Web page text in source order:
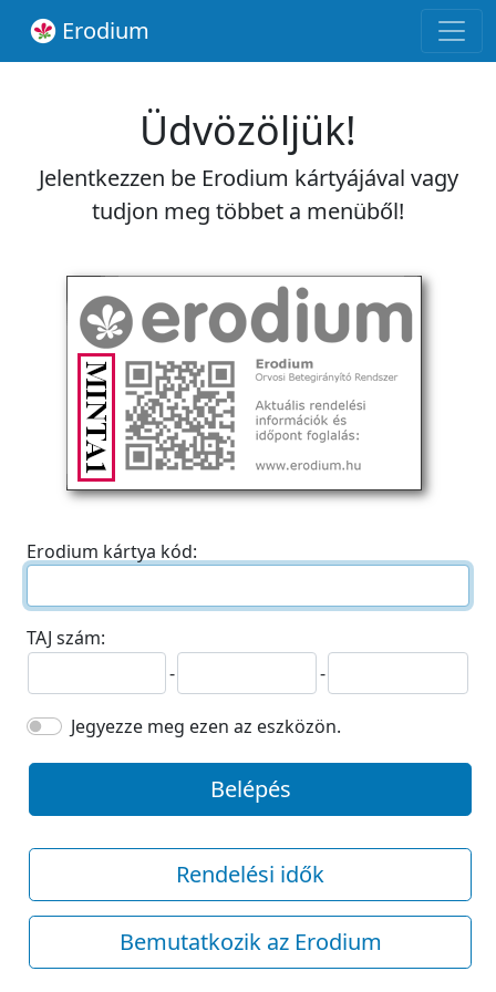
Erodium
Üdvözöljük!
Jelentkezzen be Erodium kártyájával vagy
tudjon meg többet a menüből!
Erodium kártya kód:
TAJ szám:
-
-
Jegyezze meg ezen az eszközön.
Belépés
Rendelési idők
Bemutatkozik az Erodium